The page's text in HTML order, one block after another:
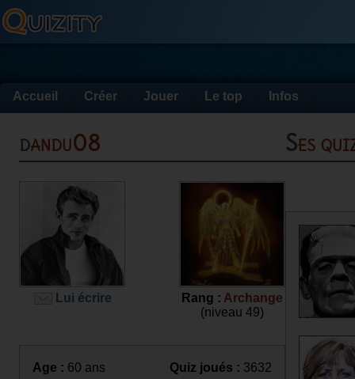
Accueil Créer Jouer Le top Infos
dandu08
Lui écrire Rang : Archange
(niveau 49)
Age : 60 ans
Quiz joués : 3632
Ses